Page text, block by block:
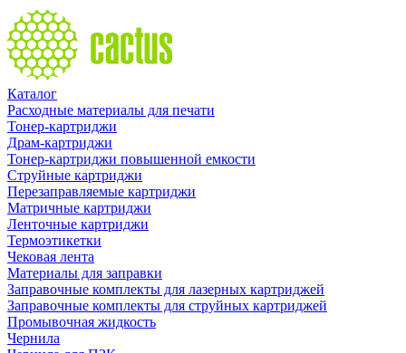
Каталог
Расходные материалы для печати
Тонер-картриджи
Драм-картриджи
Тонер-картриджи повышенной емкости
Струйные картриджи
Перезаправляемые картриджи
Матричные картриджи
Ленточные картриджи
Термоэтикетки
Чековая лента
Материалы для заправки
Заправочные комплекты для лазерных картриджей
Заправочные комплекты для струйных картриджей
Промывочная жидкость
Чернила